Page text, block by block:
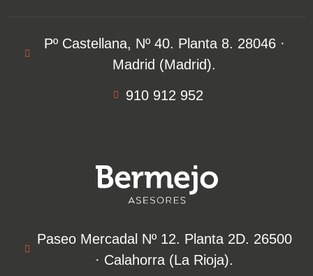
Pº Castellana, Nº 40. Planta 8. 28046 ·
Madrid (Madrid).
910 912 952
Paseo Mercadal Nº 12. Planta 2D. 26500
· Calahorra (La Rioja).